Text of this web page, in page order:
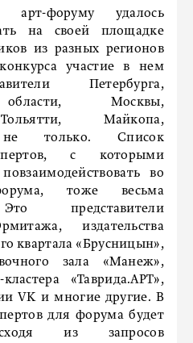
форуму удалось
на своей площадке
из разных регионов
участие в нем
Петербурга,
области, Москвы,
Майкопа,
только. Список
с которыми
во
тоже весьма
представители
издательства
квартала «Брусницын»,
зала «Манеж»,
«Таврида.АРТ»,
VK и многие другие. В
для форума будет
из запросов